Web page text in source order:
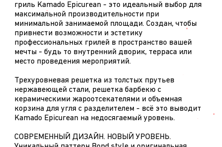
гриль Kamado Epicurean - это идеальный выбор для
максимальной производительности при
минимальной занимаемой площади. Создан, чтобы
привнести возможности и эстетику
профессиональных грилей в пространство вашей
мечты - будь то внутренний дворик, терраса или
место проведения мероприятий.
Трехуровневая решетка из толстых прутьев
нержавеющей стали, решетка барбекю с
керамическими жароотсекателями и объемная
корзина для угля с разделителем - всё это выводит
Kamado Epicurean на недосягаемый уровень.
СОВРЕМЕННЫЙ ДИЗАЙН. НОВЫЙ УРОВЕНЬ.